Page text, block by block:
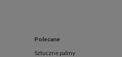
Polecane
Sztuczne palmy